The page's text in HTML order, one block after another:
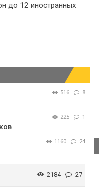
до 12 иностранных
516 8
225 1
1160 24
2184 27